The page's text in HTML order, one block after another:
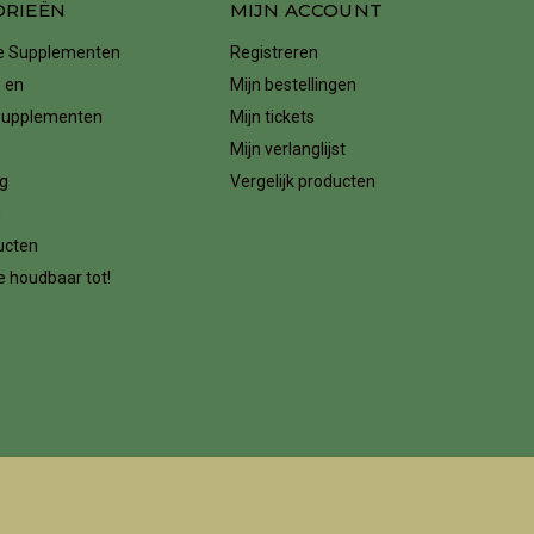
Supplementen
en
houdbaar tot!
MIJN ACCOUNT
Registreren
Mijn bestellingen
Mijn tickets
Mijn verlanglijst
Vergelijk producten